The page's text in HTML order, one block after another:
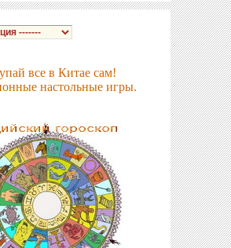
все в Китае сам!
настольные игры.